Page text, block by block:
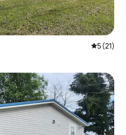
平均评分
5 (21)